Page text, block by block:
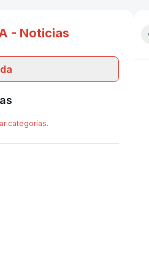
- Noticias
categorías.